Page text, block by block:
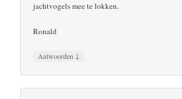
jachtvogels mee te lokken.
Ronald
Antwoorden ↓